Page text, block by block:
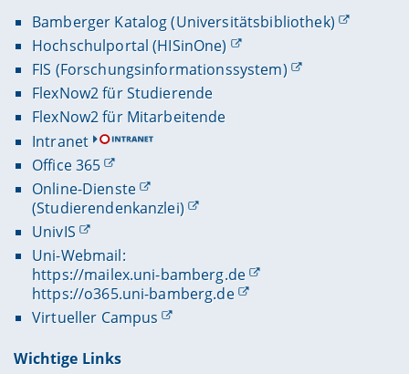
Bamberger Katalog (Universitätsbibliothek)
Hochschulportal (HISinOne)
FIS (Forschungsinformationssystem)
FlexNow2 für Studierende
FlexNow2 für Mitarbeitende
Intranet
Office 365
Online-Dienste
(Studierendenkanzlei)
UnivIS
Uni-Webmail:
https://mailex.uni-bamberg.de
https://o365.uni-bamberg.de
Virtueller Campus
Wichtige Links